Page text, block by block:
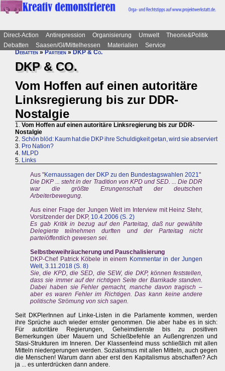
Direct-Action Antirepression Organisierung Umwelt
Theorie&Politik
Debatten
Saasen/GI/Mittelhessen Materialien
Service
Debatten»Parteien»DKP & Co.
DKP & CO.
Vom Hoffen auf einen autoritäre
Linksregierung bis zur DDR-
Nostalgie
1. Vom Hoffen auf einen autoritäre Linksregierung bis zur DDR-
Nostalgie
2. Schön blöd: Kaum hat die DKP ihre Schuldigkeit getan, wird sie abserviert
3. Pro Nation?
4. MLPD
5. Links
Aus "Kernaussagen der DKP zu den Bundestagswahlen 2021"
Die DKP ... steht in der Tradition von KPD und SED. ... Die DDR
war die größte Errungenschaft der deutschen
Arbeiterbewegung.
Aus einer Frage der Jungen Welt im Interview mit Heinz Stehr,
Vorsitzender der DKP, 10.4.2006 (S. 2)
Es gab Kritik in bezug auf den Parteitag, daß nur gewählte
Delegierte teilnehmen durften und der Parteitag nicht
parteiöffentlich gewesen sei.
Selbstbeweihräucherung und Pauschalisierung
DKP-Chef Patrick Köbele in einem Kommentar in der Jungen
Welt, 3.11.2018 (S. 8)
Sie, die KPD, die SED, die SEW, die DKP, können feststellen,
dass sie immer auf der richtigen Seite der Barrikade standen.
Dabei haben sie Fehler gemacht, manche davon tragisch –
aber es waren Fehler im Richtigen. Das kann keine andere
politische Strömung von sich sagen.
Seit DKPlerInnen auf Linke-Listen in die Parlamente kommen, werden
ihre Sprüche auch wieder ernster genommen. Die aber habe es in sich:
Für autoritäre Regierungen, Geheimdienste bis zu positiven
Bemerkungen über Mauern und Schießbefehle an Außengrenzen und
Stasi-Strukturen im Inneren. Der Klassenfeind muss schließlich mit allen
Mitteln niedergerungen werden. Sozialismus mit allen Mitteln, auch gegen
die Menschen! Warum dann aber erst den Kapitalismus abschaffen? Ach
ja ... es unterdrücken dann andere.